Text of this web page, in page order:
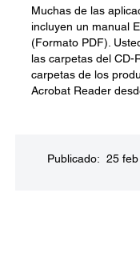
Muchas de las
incluyen un manual
(Formato PDF).
las carpetas del CD-
carpetas de los
Acrobat Reader
Publicado: 25 feb